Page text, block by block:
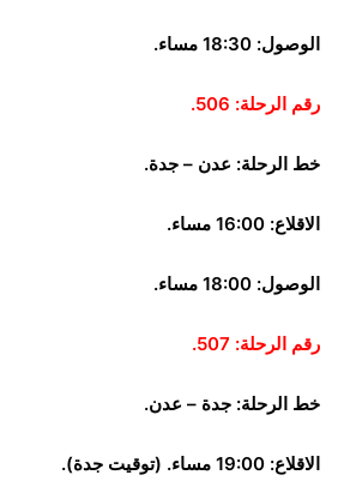
الوصول: 18:30 مساء.
رقم الرحلة: 506.
خط الرحلة: عدن – جدة.
الاقلاع: 16:00 مساء.
الوصول: 18:00 مساء.
رقم الرحلة: 507.
خط الرحلة: جدة – عدن.
الاقلاع: 19:00 مساء. (توقيت جدة).